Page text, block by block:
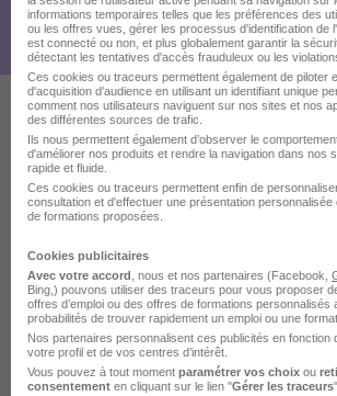
Ces offres pourraient aussi
vous intéresser
Responsable Adjoint Contrôle
Gestion - Pôle Photonique H/
Exail
informations temporaires telles que les préférences des
ou les offres vues, gérer les processus d'identification de
est connecté ou non, et plus globalement garantir la
détectant les tentatives d'accès frauduleux ou les
Ces cookies ou traceurs permettent également de piloter
d'acquisition d'audience en utilisant un identifiant unique
comment nos utilisateurs naviguent sur nos sites et nos
des différentes sources de trafic.
Ils nous permettent également d’observer le
d'améliorer nos produits et rendre la navigation dans nos
rapide et fluide.
Ces cookies ou traceurs permettent enfin de
consultation et d'effectuer une présentation personnalisée
de formations proposées.
Cookies publicitaires
Avec votre accord , nous et nos partenaires (Facebook,
Bing,) pouvons utiliser des traceurs pour vous proposer
offres d’emploi ou des offres de formations personnalisés
probabilités de trouver rapidement un emploi ou une
Nos partenaires personnalisent ces publicités en fonction
votre profil et de vos centres d’intérêt.
Vous pouvez à tout moment paramétrer vos choix ou
consentement en cliquant sur le lien "Gérer les traceurs